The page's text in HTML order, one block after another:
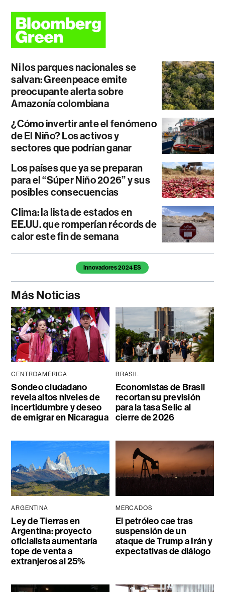
Ni los parques nacionales se
salvan: Greenpeace emite
preocupante alerta sobre
Amazonía colombiana
¿Cómo invertir ante el fenómeno
de El Niño? Los activos y
sectores que podrían ganar
Los países que ya se preparan
para el “Súper Niño 2026” y sus
posibles consecuencias
Clima: la lista de estados en
EE.UU. que romperían récords de
calor este fin de semana
Temas de este artículoInnovadores 2024 ES
Más Noticias
CENTROAMÉRICA
Sondeo ciudadano
revela altos niveles de
incertidumbre y deseo
de emigrar en Nicaragua
BRASIL
Economistas de Brasil
recortan su previsión
para la tasa Selic al
cierre de 2026
ARGENTINA
Ley de Tierras en
Argentina: proyecto
oficialista aumentaría
tope de venta a
extranjeros al 25%
MERCADOS
El petróleo cae tras
suspensión de un
ataque de Trump a Irán y
expectativas de diálogo